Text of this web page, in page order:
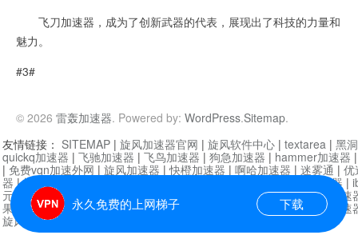
飞刀加速器，成为了创新武器的代表，展现出了科技的力量和
魅力。
#3#
© 2026 雷轰加速器. Powered by: WordPress.Sitemap.
永久免费的上网梯子 下载
友情链接： SITEMAP | 旋风加速器官网 | 旋风软件中心 | textarea | 黑
quickq加速器 | 飞驰加速器 | 飞鸟加速器 | 狗急加速器 | hammer加速器
| 免费vqn加速外网 | 旋风加速器 |快橙加速器 | 啊哈加速器 | 迷雾通 | 优
器 |快柠檬加速器 anycast加速器 |
元机场加速器
| 一元机场 | 老王加速器 |白石山|小牛加速
果加速器|黑洞加速|银河加速器|猎豹加速器 海鸥加速器|
芒果加速
旋风加速器度器